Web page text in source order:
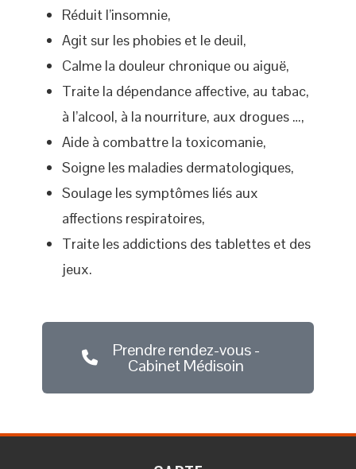
Réduit l’insomnie,
Agit sur les phobies et le deuil,
Calme la douleur chronique ou aiguë,
Traite la dépendance affective, au tabac,
à l’alcool, à la nourriture, aux drogues …,
Aide à combattre la toxicomanie,
Soigne les maladies dermatologiques,
Soulage les symptômes liés aux
affections respiratoires,
Traite les addictions des tablettes et des
jeux.
Prendre rendez-vous -
Cabinet Médisoin